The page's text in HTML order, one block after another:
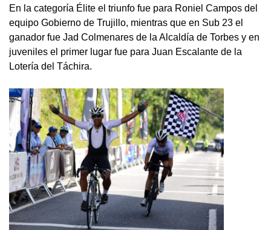
En la categoría Élite el triunfo fue para Roniel Campos del
equipo Gobierno de Trujillo, mientras que en Sub 23 el
ganador fue Jad Colmenares de la Alcaldía de Torbes y en
juveniles el primer lugar fue para Juan Escalante de la
Lotería del Táchira.